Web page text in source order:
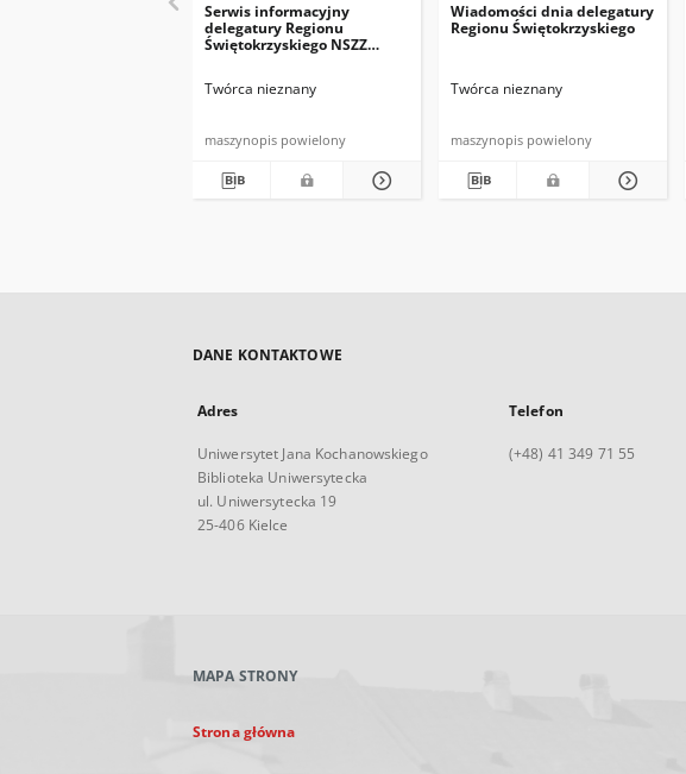
Serwis informacyjny
delegatury Regionu
Świętokrzyskiego NSZZ
Twórca nieznany
maszynopis powielony
Wiadomości dnia delegatury
Regionu Świętokrzyskiego
Twórca nieznany
maszynopis powielony
DANE KONTAKTOWE
Adres
Uniwersytet Jana Kochanowskiego
Biblioteka Uniwersytecka
ul. Uniwersytecka 19
25-406 Kielce
Telefon
(+48) 41 349 71 55
MAPA STRONY
Strona główna